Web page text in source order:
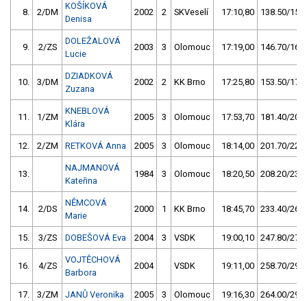
8. 2/DM
KOŠÍKOVÁ
Denisa
2002 2 SKVeselí 17:10,80 138.50/15,5
9. 2/ZS
DOLEŽALOVÁ
Lucie
2003 3 Olomouc 17:19,00 146.70/16,4
10. 3/DM
DZIADKOVÁ
Zuzana
2002 2 KK Brno 17:25,80 153.50/17,2
11. 1/ZM
KNEBLOVÁ
Klára
2005 3 Olomouc 17:53,70 181.40/20,3
12. 2/ZM RETKOVÁ Anna 2005 3 Olomouc 18:14,00 201.70/22,6
13.
NAJMANOVÁ
Kateřina
1984 3 Olomouc 18:20,50 208.20/23,3
14. 2/DS
NĚMCOVÁ
Marie
2000 1 KK Brno 18:45,70 233.40/26,2
15. 3/ZS DOBEŠOVÁ Eva 2004 3 VSDK 19:00,10 247.80/27,8
16. 4/ZS
VOJTĚCHOVÁ
Barbora
2004 VSDK 19:11,00 258.70/29,0
17. 3/ZM JANŮ Veronika 2005 3 Olomouc 19:16,30 264.00/29,6